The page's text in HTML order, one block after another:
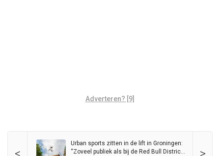
Adverteren? [9]
Urban sports zitten in de lift in Groningen:
“Zoveel publiek als bij de Red Bull District